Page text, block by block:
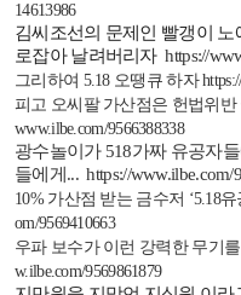
14613986
김씨조선의 문제인 빨갱이 노
로잡아 날려버리자 https://
그리하여 5.18 오땡큐 하자
피고 오씨팔 가산점은 헌법위
www.ilbe.com/9566388338
광수놀이가518가짜 유공자
들에게 ...https://www.ilbe.com/
10% 가산점 받는 금수저 ‘5.18유
om/9569410663
우파 보수가 이런 강력한 무기
w.ilbe.com/9569861879